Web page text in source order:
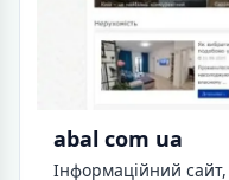
abal com ua
Інформаційний